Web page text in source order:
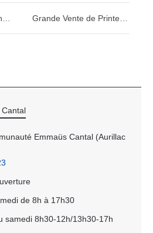
Emmaüs Cantal (Aurillac
de 8h à 17h30
samedi 8h30-12h/13h30-17h